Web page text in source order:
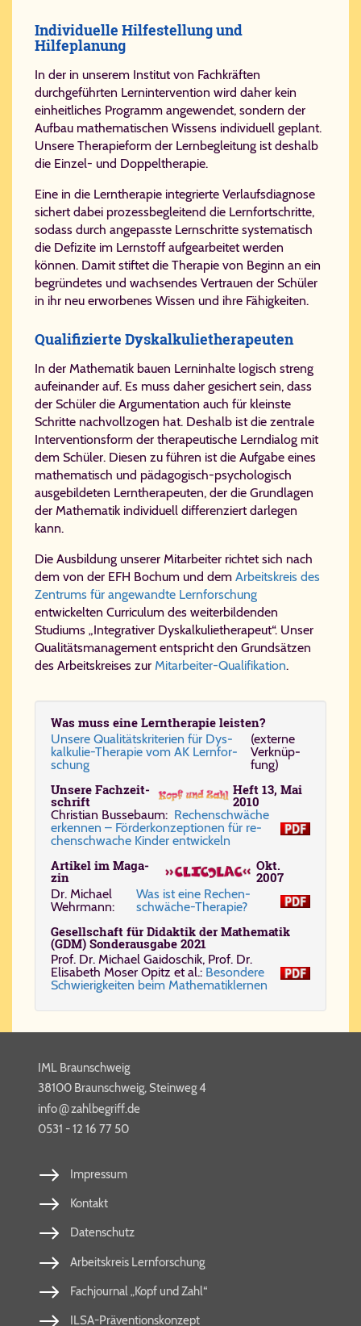
Individuelle Hilfestellung und
Hilfeplanung
In der in unserem Institut von Fachkräften
durchgeführten Lernintervention wird daher kein
einheitliches Programm angewendet, sondern der
Aufbau mathematischen Wissens individuell geplant.
Unsere Therapieform der Lernbegleitung ist deshalb
die Einzel- und Doppeltherapie.
Eine in die Lerntherapie integrierte Verlaufsdiagnose
sichert dabei prozessbegleitend die Lernfortschritte,
sodass durch angepasste Lernschritte systematisch
die Defizite im Lernstoff aufgearbeitet werden
können. Damit stiftet die Therapie von Beginn an ein
begründetes und wachsendes Vertrauen der Schüler
in ihr neu erworbenes Wissen und ihre Fähigkeiten.
Qualifizierte Dyskalkulietherapeuten
In der Mathematik bauen Lerninhalte logisch streng
aufeinander auf. Es muss daher gesichert sein, dass
der Schüler die Argumentation auch für kleinste
Schritte nachvollzogen hat. Deshalb ist die zentrale
Interventionsform der therapeutische Lerndialog mit
dem Schüler. Diesen zu führen ist die Aufgabe eines
mathematisch und pädagogisch-psychologisch
ausgebildeten Lerntherapeuten, der die Grundlagen
der Mathematik individuell differenziert darlegen
kann.
Die Ausbildung unserer Mitarbeiter richtet sich nach
dem von der EFH Bochum und dem Arbeitskreis des
Zentrums für angewandte Lernforschung
entwickelten Curriculum des weiterbildenden
Studiums „Integrativer Dyskalkulietherapeut“. Unser
Qualitätsmanagement entspricht den Grundsätzen
des Arbeitskreises zur Mitarbeiter-Qualifikation.
Was muss ei­ne Lern­the­ra­pie lei­sten?
Un­se­re Qua­li­täts­kri­te­ri­en für Dys­
kal­ku­lie-​The­ra­pie vom AK Lern­for­
schung
(ex­ter­ne
Ver­knüp­
fung)
Unsere Fach­zeit­
schrift
Heft 13, Mai
2010
Chris­ti­an Bus­se­baum: Re­chen­schwä­che
er­ken­nen – För­der­kon­zep­ti­o­nen für re­
chen­schwa­che Kin­der ent­wickeln
Ar­ti­kel im Ma­ga­
zin
Okt.
2007
Dr. Mi­cha­el
Wehr­mann:
Was ist ei­ne Re­chen­
schwä­che-​The­ra­pie?
Ge­sell­schaft für Di­dak­tik der Ma­the­ma­tik
(GDM) Son­der­aus­ga­be 2021
Prof. Dr. Mi­cha­el Gai­do­schik, Prof. Dr.
Eli­sa­beth Mo­ser Opitz et al.: Be­son­de­re
Schwie­rig­kei­ten beim Ma­the­ma­tik­ler­nen
IML Braunschweig
38100 Braunschweig, Steinweg 4
info​@zahl​be​griff​.de
0531 - 12 16 77 50
Impressum
Kontakt
Datenschutz
Arbeitskreis Lernforschung
Fachjournal „Kopf und Zahl“
ILSA-Präventionskonzept